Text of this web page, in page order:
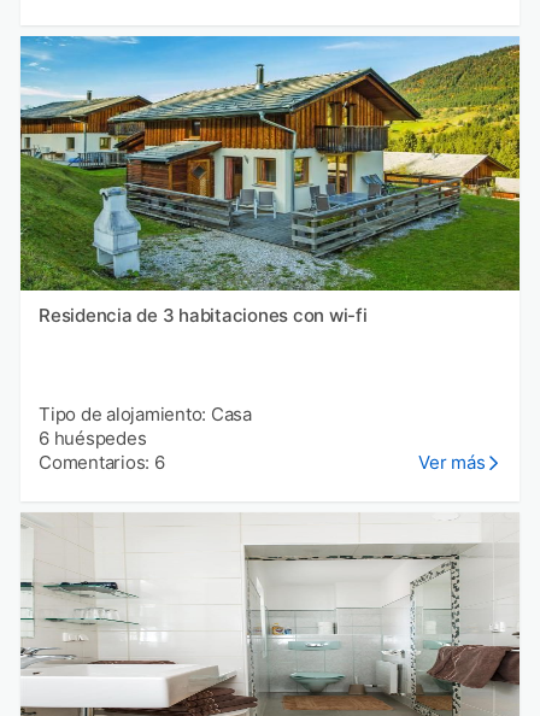
Residencia de 3 habitaciones con wi-fi
Tipo de alojamiento: Casa
6 huéspedes
Comentarios: 6
Ver más